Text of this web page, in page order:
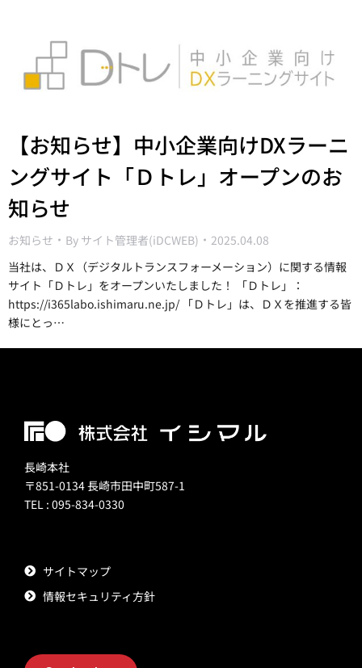
【お知らせ】中小企業向けDXラーニ
ングサイト「Ｄトレ」オープンのお
知らせ
お知らせ By サイト管理者(iDCWEB)
2025.04.08
当社は、ＤＸ（デジタルトランスフォーメーション）に関する情報
サイト「Ｄトレ」をオープンいたしました！ 「Ｄトレ」：
https://i365labo.ishimaru.ne.jp/ 「Ｄトレ」は、ＤＸを推進する皆
様にとっ…
長崎本社
〒851-0134 長崎市田中町587-1
TEL : 095-834-0330
サイトマップ
情報セキュリティ方針